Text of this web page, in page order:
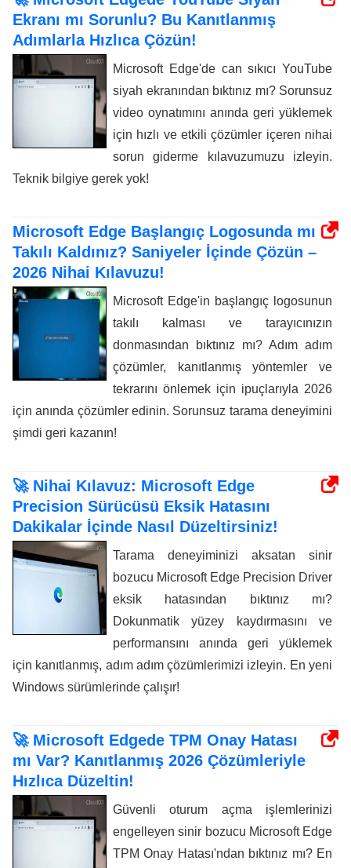
Ekranı mı Sorunlu? Bu Kanıtlanmış
Adımlarla Hızlıca Çözün!
Microsoft Edge'de can sıkıcı YouTube
siyah ekranından bıktınız mı? Sorunsuz
video oynatımını anında geri yüklemek
için hızlı ve etkili çözümler içeren nihai
sorun giderme kılavuzumuzu izleyin.
Teknik bilgiye gerek yok!
Microsoft Edge Başlangıç ​​Logosunda mı
Takılı Kaldınız? Saniyeler İçinde Çözün –
2026 Nihai Kılavuzu!
Microsoft Edge'in başlangıç ​​logosunun
takılı kalması ve tarayıcınızın
donmasından bıktınız mı? Adım adım
çözümler, kanıtlanmış yöntemler ve
tekrarını önlemek için ipuçlarıyla 2026
için anında çözümler edinin. Sorunsuz tarama deneyimini
şimdi geri kazanın!
🚀 Nihai Kılavuz: Microsoft Edge
Precision Sürücüsü Eksik Hatasını
Dakikalar İçinde Nasıl Düzeltirsiniz!
Tarama deneyiminizi aksatan sinir
bozucu Microsoft Edge Precision Driver
eksik hatasından bıktınız mı?
Dokunmatik yüzey kaydırmasını ve
performansını anında geri yüklemek
için kanıtlanmış, adım adım çözümlerimizi izleyin. En yeni
Windows sürümlerinde çalışır!
🚀 Microsoft Edgede TPM Onay Hatası
mı Var? Kanıtlanmış 2026 Çözümleriyle
Hızlıca Düzeltin!
Güvenli oturum açma işlemlerinizi
engelleyen sinir bozucu Microsoft Edge
TPM Onay Hatası'ndan bıktınız mı? En